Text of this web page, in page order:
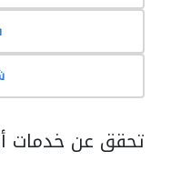
تحقق عن خدمات